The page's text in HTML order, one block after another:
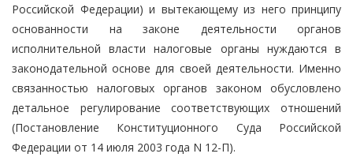
Российской Федерации) и вытекающему из него принципу
основанности на законе деятельности органов
исполнительной власти налоговые органы нуждаются в
законодательной основе для своей деятельности. Именно
связанностью налоговых органов законом обусловлено
детальное регулирование соответствующих отношений
(Постановление Конституционного Суда Российской
Федерации от 14 июля 2003 года N 12-П).